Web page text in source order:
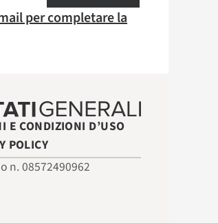
per completare la
E CONDIZIONI D’USO
POLICY
n. 08572490962